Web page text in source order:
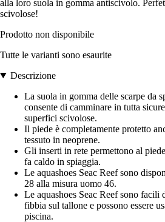
alla loro suola in gomma antiscivolo.
scivolose!
Prodotto non disponibile
Tutte le varianti sono esaurite
Descrizione
La suola in gomma delle scarpe da
consente di camminare in tutta
superfici scivolose.
Il piede è completamente protetto
tessuto in neoprene.
Gli inserti in rete permettono al
fa caldo in spiaggia.
Le aquashoes Seac Reef sono
28 alla misura uomo 46.
Le aquashoes Seac Reef sono facili
fibbia sul tallone e possono essere
piscina.